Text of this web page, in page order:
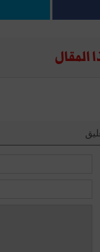
المقال